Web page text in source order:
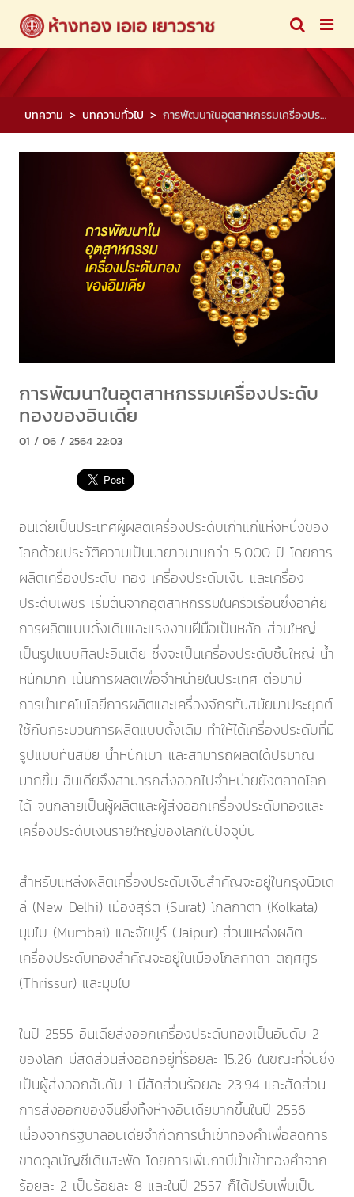
บทความ บทความทั่วไป การพัฒนาในอุตสาหกรรมเครื่องประดับทองของอินเดีย
การพัฒนาในอุตสาหกรรมเครื่องประดับ
ทองของอินเดีย
01 / 06 / 2564 22:03
อินเดียเป็นประเทศผู้ผลิตเครื่องประดับเก่าแก่แห่งหนึ่งของ
โลกด้วยประวัติความเป็นมายาวนานกว่า 5,000 ปี โดยการ
ผลิตเครื่องประดับ ทอง เครื่องประดับเงิน และเครื่อง
ประดับเพชร เริ่มต้นจากอุตสาหกรรมในครัวเรือนซึ่งอาศัย
การผลิตแบบดั้งเดิมและแรงงานฝีมือเป็นหลัก ส่วนใหญ่
เป็นรูปแบบศิลปะอินเดีย ซึ่งจะเป็นเครื่องประดับชิ้นใหญ่ น้ำ
หนักมาก เน้นการผลิตเพื่อจำหน่ายในประเทศ ต่อมามี
การนำเทคโนโลยีการผลิตและเครื่องจักรทันสมัยมาประยุกต์
ใช้กับกระบวนการผลิตแบบดั้งเดิม ทำให้ได้เครื่องประดับที่มี
รูปแบบทันสมัย น้ำหนักเบา และสามารถผลิตได้ปริมาณ
มากขึ้น อินเดียจึงสามารถส่งออกไปจำหน่ายยังตลาดโลก
ได้ จนกลายเป็นผู้ผลิตและผู้ส่งออกเครื่องประดับทองและ
เครื่องประดับเงินรายใหญ่ของโลกในปัจจุบัน
สำหรับแหล่งผลิตเครื่องประดับเงินสำคัญจะอยู่ในกรุงนิวเด
ลี (New Delhi) เมืองสุรัต (Surat) โกลกาตา (Kolkata)
มุมไบ (Mumbai) และจัยปูร์ (Jaipur) ส่วนแหล่งผลิต
เครื่องประดับทองสำคัญจะอยู่ในเมืองโกลกาตา ตฤศศูร
(Thrissur) และมุมไบ
ในปี 2555 อินเดียส่งออกเครื่องประดับทองเป็นอันดับ 2
ของโลก มีสัดส่วนส่งออกอยู่ที่ร้อยละ 15.26 ในขณะที่จีนซึ่ง
เป็นผู้ส่งออกอันดับ 1 มีสัดส่วนร้อยละ 23.94 และสัดส่วน
การส่งออกของจีนยิ่งทิ้งห่างอินเดียมากขึ้นในปี 2556
เนื่องจากรัฐบาลอินเดียจำกัดการนำเข้าทองคำเพื่อลดการ
ขาดดุลบัญชีเดินสะพัด โดยการเพิ่มภาษีนำเข้าทองคำจาก
ร้อยละ 2 เป็นร้อยละ 8 และในปี 2557 ก็ได้ปรับเพิ่มเป็น